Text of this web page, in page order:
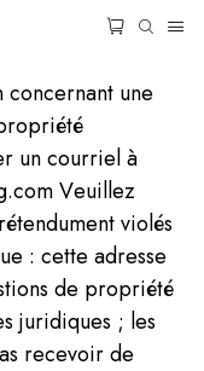
concernant une
un courriel à
Veuillez
violés
: cette adresse
de propriété
juridiques ; les
recevoir de